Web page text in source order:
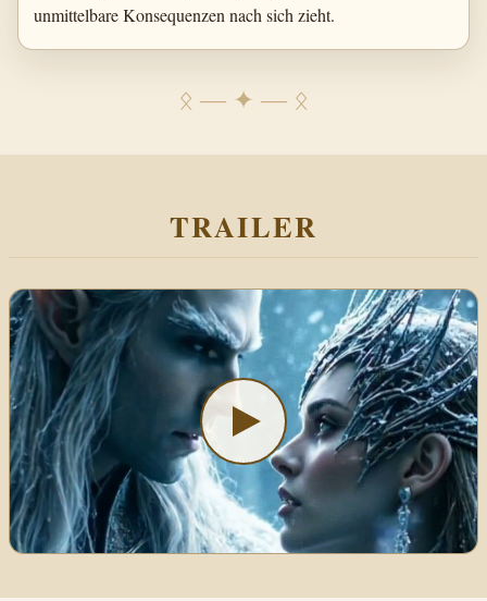
unmittelbare Konsequenzen nach sich zieht.
ᛟ ― ✦ ― ᛟ
TRAILER